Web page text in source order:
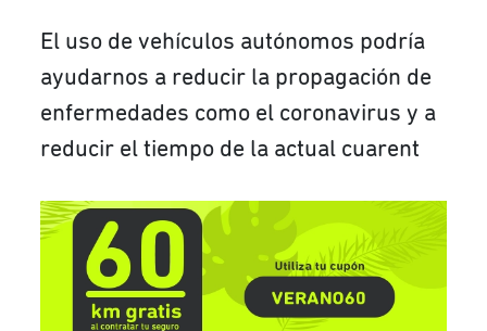
El uso de vehículos autónomos podría
ayudarnos a reducir la propagación de
enfermedades como el coronavirus y a
reducir el tiempo de la actual cuarent